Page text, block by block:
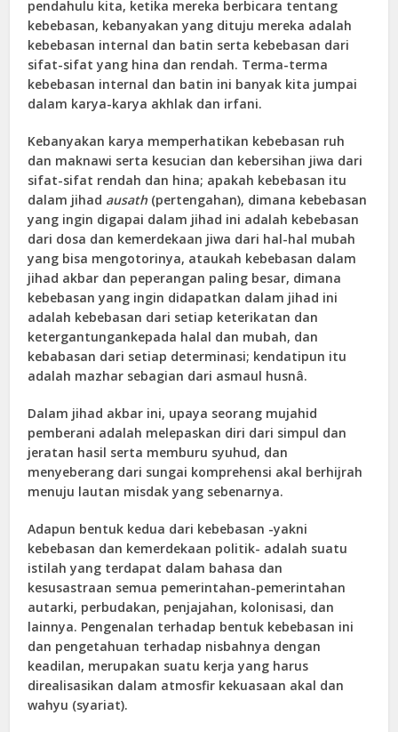
pendahulu kita, ketika mereka berbicara tentang
kebebasan, kebanyakan yang dituju mereka adalah
kebebasan internal dan batin serta kebebasan dari
sifat-sifat yang hina dan rendah. Terma-terma
kebebasan internal dan batin ini banyak kita jumpai
dalam karya-karya akhlak dan irfani.
Kebanyakan karya memperhatikan kebebasan ruh
dan maknawi serta kesucian dan kebersihan jiwa dari
sifat-sifat rendah dan hina; apakah kebebasan itu
dalam jihad ausath (pertengahan), dimana kebebasan
yang ingin digapai dalam jihad ini adalah kebebasan
dari dosa dan kemerdekaan jiwa dari hal-hal mubah
yang bisa mengotorinya, ataukah kebebasan dalam
jihad akbar dan peperangan paling besar, dimana
kebebasan yang ingin didapatkan dalam jihad ini
adalah kebebasan dari setiap keterikatan dan
ketergantungankepada halal dan mubah, dan
kebabasan dari setiap determinasi; kendatipun itu
adalah mazhar sebagian dari asmaul husnâ.
Dalam jihad akbar ini, upaya seorang mujahid
pemberani adalah melepaskan diri dari simpul dan
jeratan hasil serta memburu syuhud, dan
menyeberang dari sungai komprehensi akal berhijrah
menuju lautan misdak yang sebenarnya.
Adapun bentuk kedua dari kebebasan -yakni
kebebasan dan kemerdekaan politik- adalah suatu
istilah yang terdapat dalam bahasa dan
kesusastraan semua pemerintahan-pemerintahan
autarki, perbudakan, penjajahan, kolonisasi, dan
lainnya. Pengenalan terhadap bentuk kebebasan ini
dan pengetahuan terhadap nisbahnya dengan
keadilan, merupakan suatu kerja yang harus
direalisasikan dalam atmosfir kekuasaan akal dan
wahyu (syariat).